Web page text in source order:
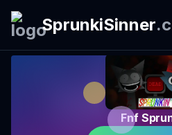
SprunkiSinner.
Fnf